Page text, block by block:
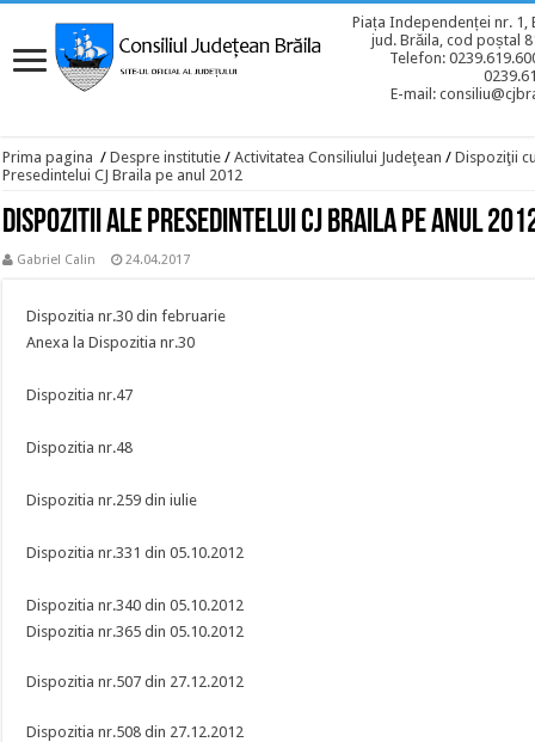
Piața Independenței nr. 1,
jud. Brăila, cod poștal
Telefon:
E-mail:
Prima pagina / Despre institutie / Activitatea Consiliului Judeţean / Dispoziţii
Presedintelui CJ Braila pe anul 2012
Dispozitii ale Presedintelui CJ Braila pe anul
Gabriel Calin 24.04.2017
Dispozitia nr.30 din februarie
Anexa la Dispozitia nr.30
Dispozitia nr.47
Dispozitia nr.48
Dispozitia nr.259 din iulie
Dispozitia nr.331 din 05.10.2012
Dispozitia nr.340 din 05.10.2012
Dispozitia nr.365 din 05.10.2012
Dispozitia nr.507 din 27.12.2012
Dispozitia nr.508 din 27.12.2012